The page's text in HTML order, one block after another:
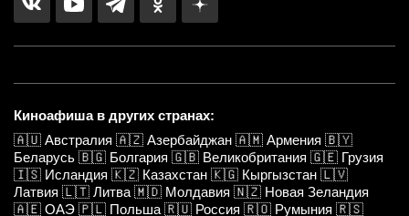
Киноафиша в других странах:
🇦🇺 Австралия 🇦🇿 Азербайджан 🇦🇲 Армения 🇧🇾
Беларусь 🇧🇬 Болгария 🇬🇧 Великобритания 🇬🇪 Грузия
🇮🇸 Исландия 🇰🇿 Казахстан 🇰🇬 Кыргызстан 🇱🇻
Латвия 🇱🇹 Литва 🇲🇩 Молдавия 🇳🇿 Новая Зеландия
🇦🇪 ОАЭ 🇵🇱 Польша 🇷🇺 Россия 🇷🇴 Румыния 🇷🇸